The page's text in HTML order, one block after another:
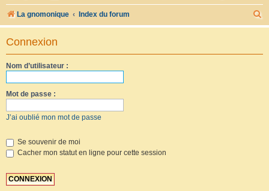
La gnomonique Index du forum
e
Connexion
Nom d’utilisateur :
Mot de passe :
J’ai oublié mon mot de passe
Se souvenir de moi
Cacher mon statut en ligne pour cette session